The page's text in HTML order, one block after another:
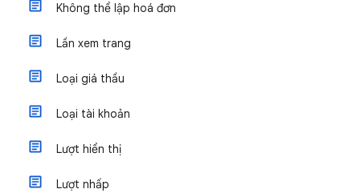
Không thể lập hoá đơn
Lần xem trang
Loại giá thầu
Loại tài khoản
Lượt hiển thị
Lượt nhấp